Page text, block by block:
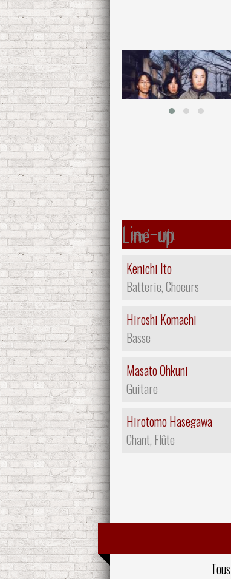
Line-up
Kenichi Ito
Batterie, Choeurs
Hiroshi Komachi
Basse
Masato Ohkuni
Guitare
Hirotomo Hasegawa
Chant, Flûte
Tous